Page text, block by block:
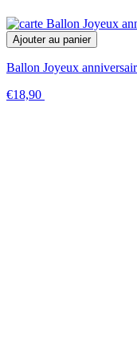
Ajouter au panier
Ballon Joyeux
€18,90